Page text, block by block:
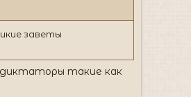
заветы
диктаторы такие как